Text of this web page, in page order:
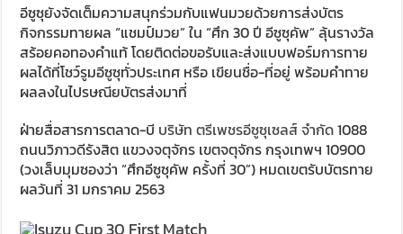
อีซูซุยังจัดเต็มความสนุกร่วมกับแฟนมวยด้วยการส่งบัตร
กิจกรรมทายผล “แชมป์มวย” ใน “ศึก 30 ปี อีซูซุคัพ” ลุ้นรางวัล
สร้อยคอทองคำแท้ โดยติดต่อขอรับและส่งแบบฟอร์มการทาย
ผลได้ที่โชว์รูมอีซูซุทั่วประเทศ หรือ เขียนชื่อ-ที่อยู่ พร้อมคำทาย
ผลลงในไปรษณียบัตรส่งมาที่
ฝ่ายสื่อสารการตลาด-บี บริษัท ตรีเพชรอีซูซุเซลส์ จำกัด1088
ถนนวิภาวดีรังสิต แขวงจตุจักร เขตจตุจักร กรุงเทพฯ 10900
(วงเล็บมุมซองว่า “ศึกอีซูซุคัพ ครั้งที่ 30”) หมดเขตรับบัตรทาย
ผลวันที่ 31 มกราคม 2563